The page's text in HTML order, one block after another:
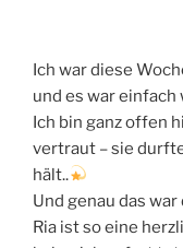
Ich war diese
und es war einfach
Ich bin ganz offen
vertraut – sie
hält..
Und genau das
Ria ist so eine